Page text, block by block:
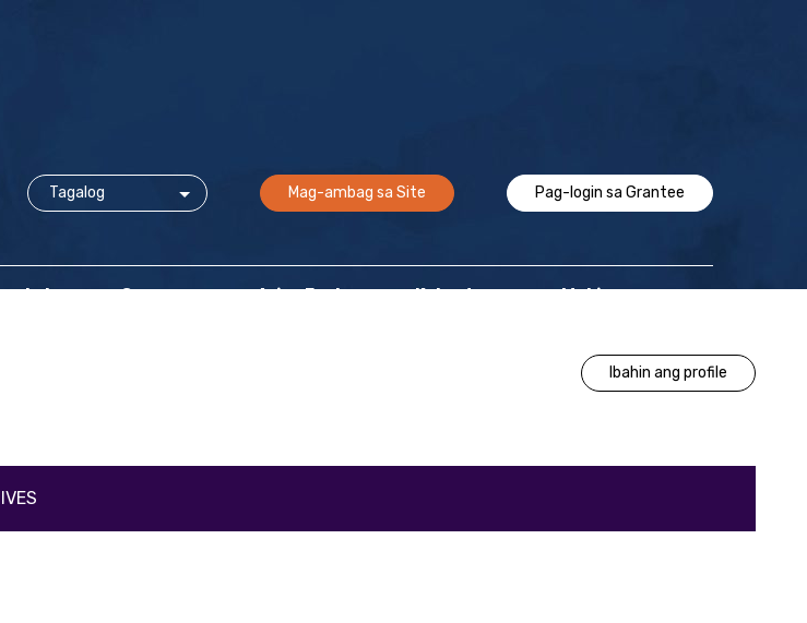
Mag-ambag sa Site Pag-login sa Grantee
at Suporta Ating Epekto Kalendaryo Makipag-ugnayan
Ibahin ang profile